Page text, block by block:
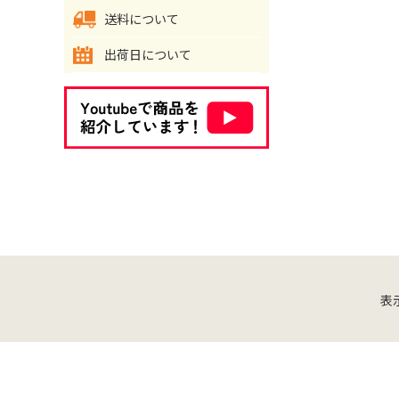
送料について
出荷日について
表